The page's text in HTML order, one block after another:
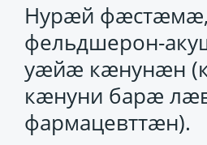
Нурӕй фӕстӕмӕ,
фельдшерон-
уӕйӕ кӕнунӕн
кӕнуни барӕ
фармацевттӕн).